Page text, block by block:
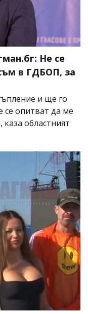
Не се
в ГДБОП, за
и ще го
се опитват да ме
областният